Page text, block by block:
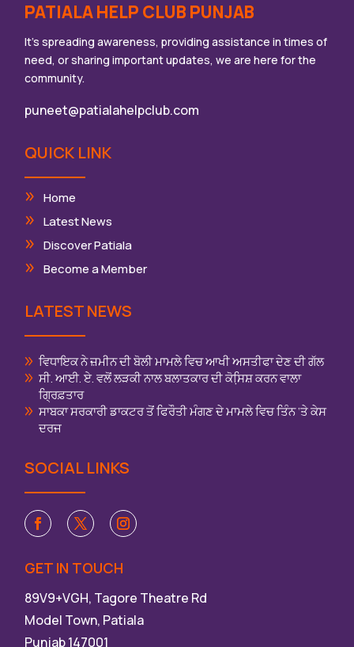
PATIALA HELP CLUB PUNJAB
It’s spreading awareness, providing assistance in times of
need, or sharing important updates, we are here for the
community.
puneet@patialahelpclub.com
QUICK LINK
Home
Latest News
Discover Patiala
Become a Member
LATEST NEWS
ਵਿਧਾਇਕ ਨੇ ਜ਼ਮੀਨ ਦੀ ਬੋਲੀ ਮਾਮਲੇ ਵਿਚ ਆਖੀ ਅਸਤੀਫਾ ਦੇਣ ਦੀ ਗੱਲ
ਸੀ. ਆਈ. ਏ. ਵਲੋਂ ਲੜਕੀ ਨਾਲ ਬਲਾਤਕਾਰ ਦੀ ਕੋਸਿ਼ਸ਼ ਕਰਨ ਵਾਲਾ
ਗ੍ਰਿਫ਼ਤਾਰ
ਸਾਬਕਾ ਸਰਕਾਰੀ ਡਾਕਟਰ ਤੋਂ ਫਿਰੌਤੀ ਮੰਗਣ ਦੇ ਮਾਮਲੇ ਵਿਚ ਤਿੰਨ ‘ਤੇ ਕੇਸ
ਦਰਜ
SOCIAL LINKS
GET IN TOUCH
89V9+VGH, Tagore Theatre Rd
Model Town, Patiala
Punjab 147001